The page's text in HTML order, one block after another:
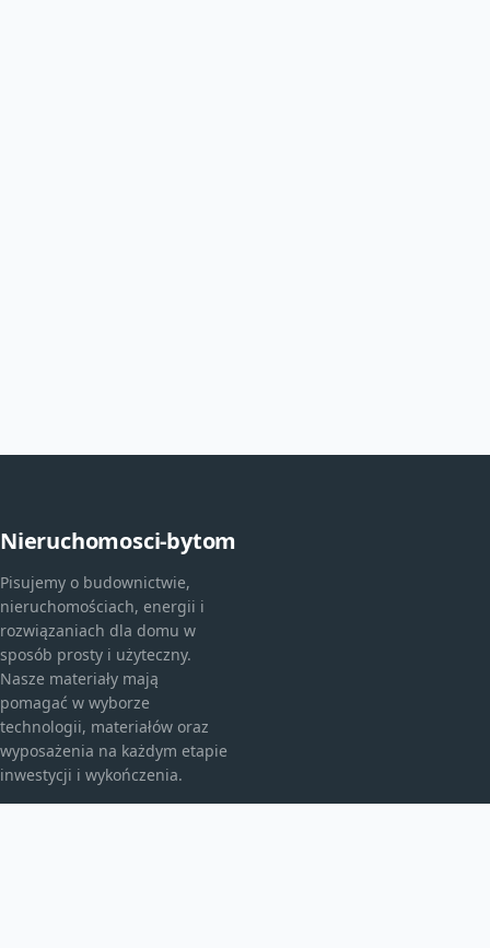
Nieruchomosci-bytom
Pisujemy o budownictwie,
nieruchomościach, energii i
rozwiązaniach dla domu w
sposób prosty i użyteczny.
Nasze materiały mają
pomagać w wyborze
technologii, materiałów oraz
wyposażenia na każdym etapie
inwestycji i wykończenia.